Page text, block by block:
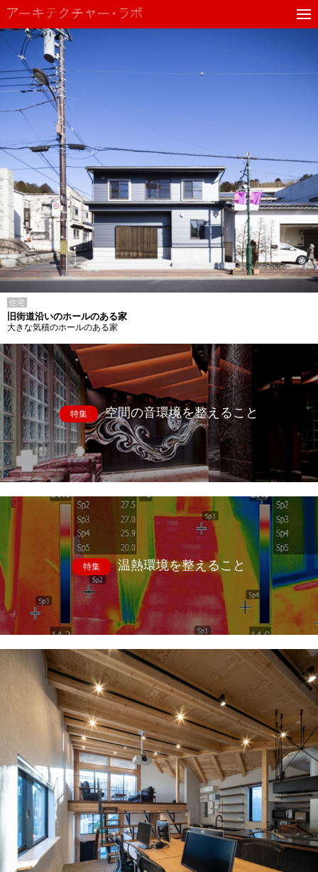
住宅
旧街道沿いのホールのある家
大きな気積のホールのある家
特集 空間の音環境を整えること
特集 温熱環境を整えること